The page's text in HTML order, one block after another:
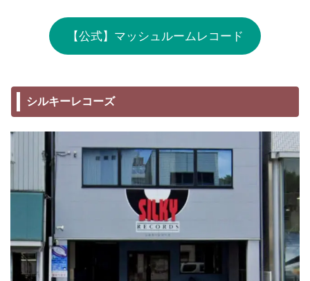
【公式】マッシュルームレコード
シルキーレコーズ